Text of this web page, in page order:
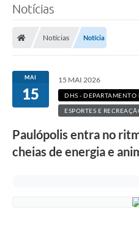
Notícias
Notícias Notícia
MAI
15
15 MAI 2026
DHS - DEPARTAMENTO
ESPORTES E
Paulópolis entra no
cheias de energia e